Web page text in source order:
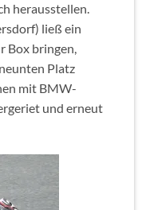
herausstellen.
ließ ein
Box bringen,
Platz
mit BMW-
und erneut